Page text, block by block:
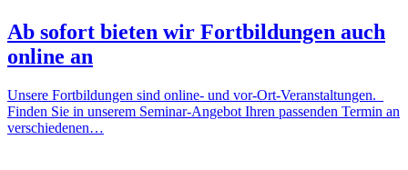
Ab sofort bieten wir Fortbildungen auch
online an
Unsere Fortbildungen sind online- und vor-Ort-Veranstaltungen.
Finden Sie in unserem Seminar-Angebot Ihren passenden Termin an
verschiedenen…